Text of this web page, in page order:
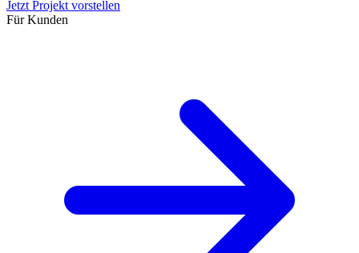
Jetzt Projekt vorstellen
Für Kunden